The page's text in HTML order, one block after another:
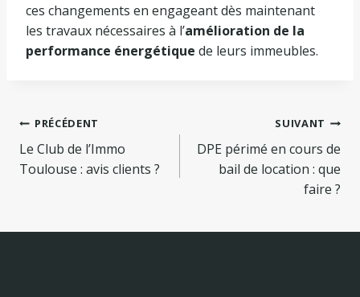
ces changements en engageant dès maintenant
les travaux nécessaires à l’amélioration de la
performance énergétique de leurs immeubles.
Navigation
de
PRÉCÉDENT
Le Club de l’Immo
Toulouse : avis clients ?
SUIVANT
DPE périmé en cours de
bail de location : que
faire ?